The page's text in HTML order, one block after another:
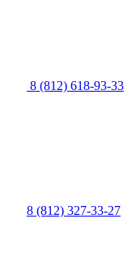
8 (812) 618-93-33
8 (812) 327-33-27